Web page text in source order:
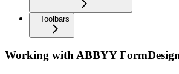
Toolbars
Working with ABBYY